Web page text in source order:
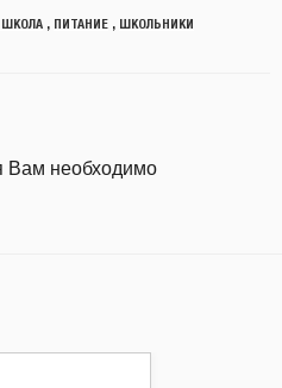
ШКОЛА, ПИТАНИЕ, ШКОЛЬНИКИ
Вам необходимо